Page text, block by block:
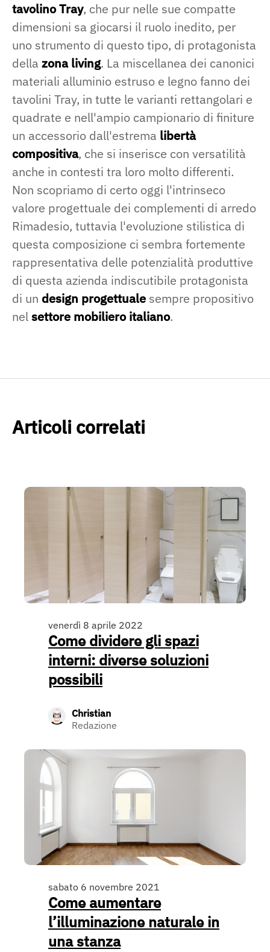
tavolino Tray, che pur nelle sue compatte
dimensioni sa giocarsi il ruolo inedito, per
uno strumento di questo tipo, di protagonista
della zona living. La miscellanea dei canonici
materiali alluminio estruso e legno fanno dei
tavolini Tray, in tutte le varianti rettangolari e
quadrate e nell'ampio campionario di finiture
un accessorio dall'estrema libertà
compositiva, che si inserisce con versatilità
anche in contesti tra loro molto differenti.
Non scopriamo di certo oggi l'intrinseco
valore progettuale dei complementi di arredo
Rimadesio, tuttavia l'evoluzione stilistica di
questa composizione ci sembra fortemente
rappresentativa delle potenzialità produttive
di questa azienda indiscutibile protagonista
di un design progettuale sempre propositivo
nelsettore mobiliero italiano.
Articoli correlati
venerdì 8 aprile 2022
Come dividere gli spazi
interni: diverse soluzioni
possibili
Christian
Redazione
sabato 6 novembre 2021
Come aumentare
l’illuminazione naturale in
una stanza